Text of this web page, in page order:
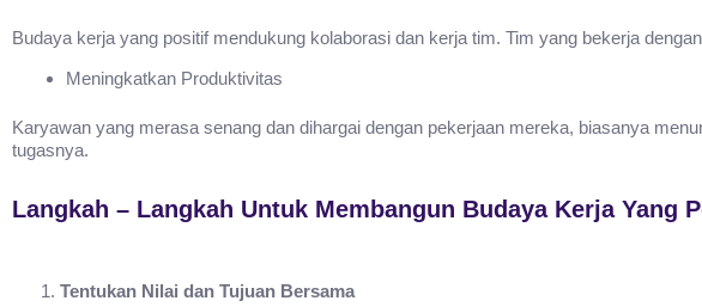
Budaya kerja yang positif mendukung kolaborasi dan kerja tim. Tim yang bekerja
Meningkatkan Produktivitas
Karyawan yang merasa senang dan dihargai dengan pekerjaan mereka, biasanya
tugasnya.
Langkah – Langkah Untuk Membangun Budaya Kerja Yang
Tentukan Nilai dan Tujuan Bersama